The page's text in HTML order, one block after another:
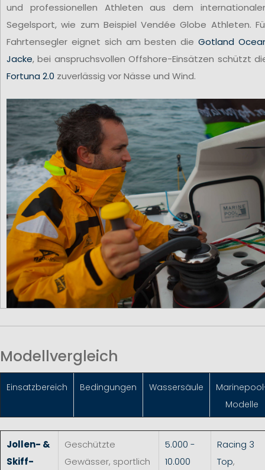
und professionellen Athleten aus dem
Segelsport, wie zum Beispiel Vendée Globe Athleten.
Fahrtensegler eignet sich am besten dieGotland
Jacke, bei anspruchsvollen Offshore-Einsätzen schützt
Fortuna 2.0 zuverlässig vor Nässe und Wind.
Modellvergleich
Einsatzbereich Bedingungen Wassersäule
Modelle
Jollen- &
Skiff-
Geschützte
Gewässer, sportlich
5.000 -
10.000
Racing 3
Top,